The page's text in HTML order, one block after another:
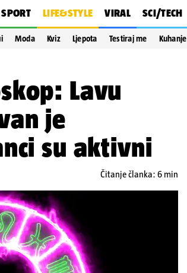
SPORT LIFE&STYLE VIRAL SCI/TECH
Moda Kviz Ljepota Testiraj me Kuhanje
Lavu
je
su aktivni
Čitanje članka: 6 min